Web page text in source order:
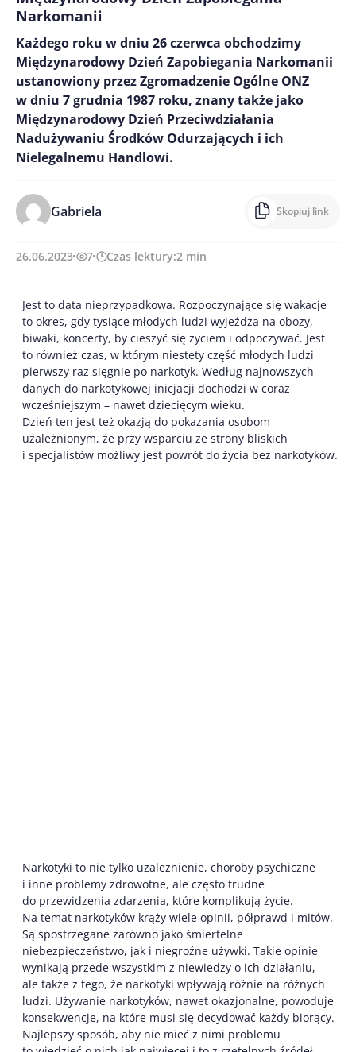
Narkomanii
Każdego roku w dniu 26 czerwca obchodzimy
Międzynarodowy Dzień Zapobiegania Narkomanii
ustanowiony przez Zgromadzenie Ogólne ONZ
w dniu 7 grudnia 1987 roku, znany także jako
Międzynarodowy Dzień Przeciwdziałania
Nadużywaniu Środków Odurzających i ich
Nielegalnemu Handlowi.
Gabriela Skopiuj link
26.06.2023 7 Czas lektury:2 min
Jest to data nieprzypadkowa. Rozpoczynające się wakacje
to okres, gdy tysiące młodych ludzi wyjeżdża na obozy,
biwaki, koncerty, by cieszyć się życiem i odpoczywać. Jest
to również czas, w którym niestety część młodych ludzi
pierwszy raz sięgnie po narkotyk. Według najnowszych
danych do narkotykowej inicjacji dochodzi w coraz
wcześniejszym – nawet dziecięcym wieku.
Dzień ten jest też okazją do pokazania osobom
uzależnionym, że przy wsparciu ze strony bliskich
i specjalistów możliwy jest powrót do życia bez narkotyków.
Narkotyki to nie tylko uzależnienie, choroby psychiczne
i inne problemy zdrowotne, ale często trudne
do przewidzenia zdarzenia, które komplikują życie.
Na temat narkotyków krąży wiele opinii, półprawd i mitów.
Są spostrzegane zarówno jako śmiertelne
niebezpieczeństwo, jak i niegroźne używki. Takie opinie
wynikają przede wszystkim z niewiedzy o ich działaniu,
ale także z tego, że narkotyki wpływają różnie na różnych
ludzi. Używanie narkotyków, nawet okazjonalne, powoduje
konsekwencje, na które musi się decydować każdy biorący.
Najlepszy sposób, aby nie mieć z nimi problemu